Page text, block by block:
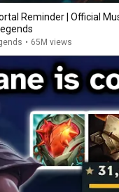
Reminder | Official
• 65M views